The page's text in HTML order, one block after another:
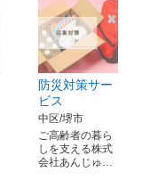
防災対策サー
ビス
中区/堺市
ご高齢者の暮ら
しを支える株式
会社あんじゅ…